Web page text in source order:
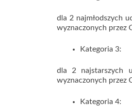
dla 2 najmłodszych
wyznaczonych przez
Kategoria 3:
dla 2 najstarszych
wyznaczonych przez
Kategoria 4: